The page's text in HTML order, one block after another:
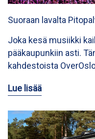
Suoraan lavalta
Joka kesä musiikki
pääkaupunkiin asti.
kahdestoista
Lue lisää